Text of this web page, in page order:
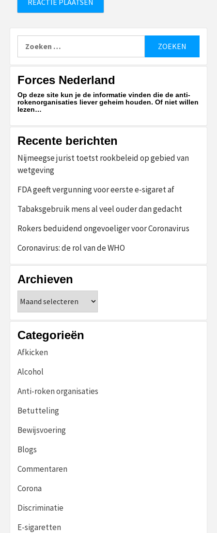
naar:
Forces Nederland
Op deze site kun je de informatie vinden die de anti-
rokenorganisaties liever geheim houden. Of niet willen
lezen…
Recente berichten
Nijmeegse jurist toetst rookbeleid op gebied van
wetgeving
FDA geeft vergunning voor eerste e-sigaret af
Tabaksgebruik mens al veel ouder dan gedacht
Rokers beduidend ongevoeliger voor Coronavirus
Coronavirus: de rol van de WHO
Archieven
Categorieën
Afkicken
Alcohol
Anti-roken organisaties
Betutteling
Bewijsvoering
Blogs
Commentaren
Corona
Discriminatie
E-sigaretten